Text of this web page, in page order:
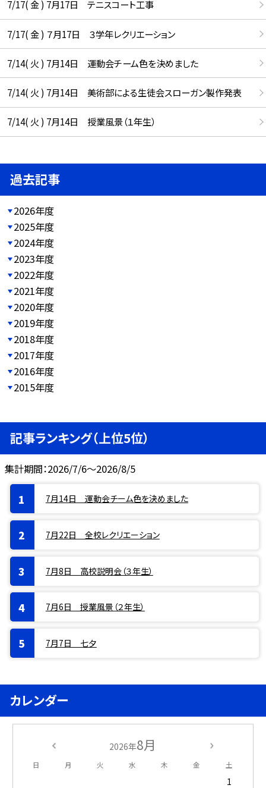
7/17( 金 ) 7月17日 テニスコート工事
7/17( 金 ) ７月17日 ３学年レクリエーション
7/14( 火 ) 7月14日 運動会チーム色を決めました
7/14( 火 ) 7月14日 美術部による生徒会スローガン製作発表
7/14( 火 ) 7月14日 授業風景（１年生）
過去記事
2026年度
2025年度
2024年度
2023年度
2022年度
2021年度
2020年度
2019年度
2018年度
2017年度
2016年度
2015年度
記事ランキング（上位5位）
集計期間：2026/7/6～2026/8/5
7月14日 運動会チーム色を決めました
7月22日 全校レクリエーション
7月8日 高校説明会（３年生）
7月6日 授業風景（２年生）
7月7日 七夕
カレンダー
2026年8月
日 月 火 水 木 金 土
1